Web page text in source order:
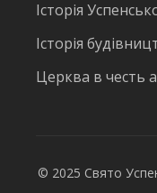
Історія
Історія
Церква в честь
© 2025 Свято